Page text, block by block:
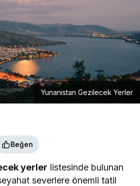
Yunanistan Gezilecek Yerler
Beğen
yerler listesinde bulunan
severlere önemli tatil